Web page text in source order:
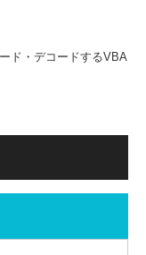
ド・デコードするVBA